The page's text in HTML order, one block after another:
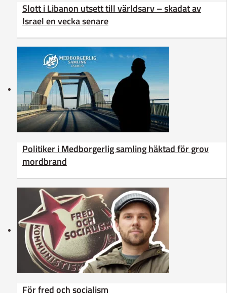
Slott i Libanon utsett till världsarv – skadat av
Israel en vecka senare
Politiker i Medborgerlig samling häktad för grov
mordbrand
För fred och socialism